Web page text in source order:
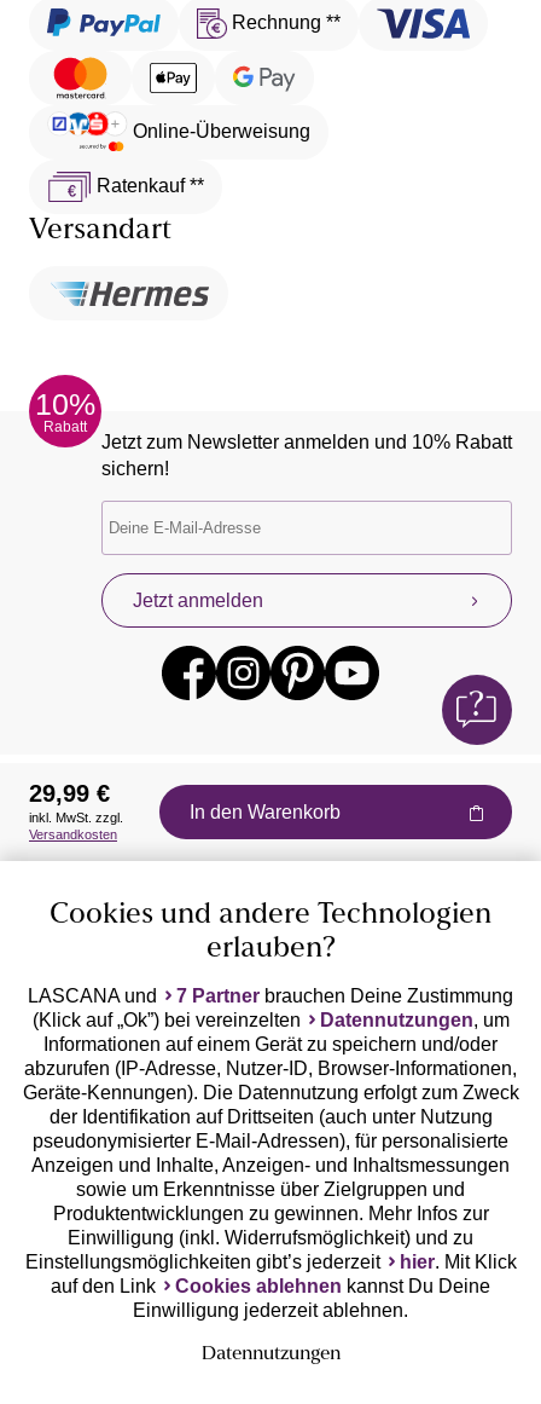
Rechnung **
Online-Überweisung
Ratenkauf **
Versandart
10%
Rabatt
Jetzt zum Newsletter anmelden und 10% Rabatt
sichern!
Jetzt anmelden
Auszeichnungen
Geprüfte Sicherheit
Unsere Apps
29,99 €
inkl. MwSt. zzgl.
Versandkosten
In den Warenkorb
Cookies und andere Technologien
erlauben?
LASCANA und 7 Partner brauchen Deine Zustimmung
(Klick auf „Ok”) bei vereinzelten
Datennutzungen, um
Informationen auf einem Gerät zu speichern und/oder
abzurufen (IP-Adresse, Nutzer-ID, Browser-Informationen,
Geräte-Kennungen). Die Datennutzung erfolgt zum Zweck
der Identifikation auf Drittseiten (auch unter Nutzung
pseudonymisierter E-Mail-Adressen), für personalisierte
Anzeigen und Inhalte, Anzeigen- und Inhaltsmessungen
sowie um Erkenntnisse über Zielgruppen und
Produktentwicklungen zu gewinnen. Mehr Infos zur
Einwilligung (inkl. Widerrufsmöglichkeit) und zu
Einstellungsmöglichkeiten gibt’s jederzeit
hier. Mit Klick
auf den Link
Cookies ablehnen kannst Du Deine
Einwilligung jederzeit ablehnen.
Datennutzungen